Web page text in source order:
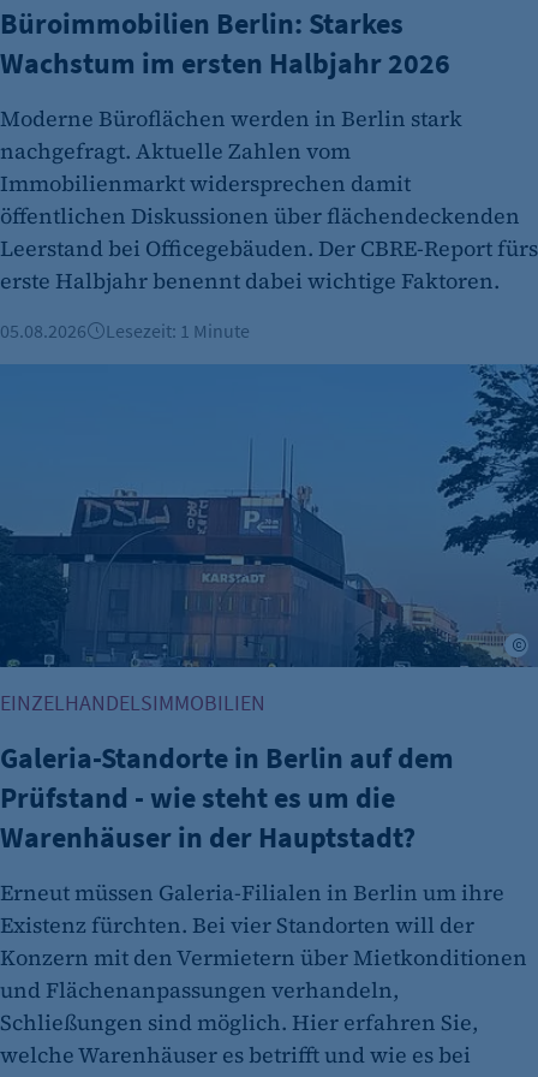
Cookie Laufzeit:
24 Std.
Büroimmobilien Berlin: Starkes
Wachstum im ersten Halbjahr 2026
Moderne Büroflächen werden in Berlin stark
nachgefragt. Aktuelle Zahlen vom
Immobilienmarkt widersprechen damit
öffentlichen Diskussionen über flächendeckenden
Leerstand bei Officegebäuden. Der CBRE-Report fürs
erste Halbjahr benennt dabei wichtige Faktoren.
05.08.2026 Lesezeit: 1 Minute
Galeria-Standorte in Berlin auf dem Prüfstand - wie steht
EINZELHANDELSIMMOBILIEN
Galeria-Standorte in Berlin auf dem
Prüfstand - wie steht es um die
Warenhäuser in der Hauptstadt?
Erneut müssen Galeria-Filialen in Berlin um ihre
Existenz fürchten. Bei vier Standorten will der
Konzern mit den Vermietern über Mietkonditionen
und Flächenanpassungen verhandeln,
Schließungen sind möglich. Hier erfahren Sie,
welche Warenhäuser es betrifft und wie es bei